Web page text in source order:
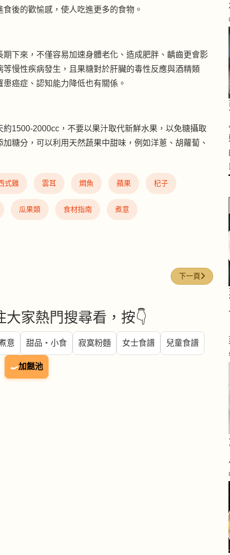
後的歡愉感，使人吃進更多的食物。
下來，不僅容易加速身體老化、造成肥胖、齲齒更會影
慢性疾病發生，且果糖對於肝臟的毒性反應與酒精類
癌症、認知能力降低也有關係。
1500-2000cc，不要以果汁取代新鮮水果，以免糖攝取
糖分，可以利用天然蔬果中甜味，例如洋蔥、胡蘿蔔、
式雞 雲耳 燜魚 蘋果 杞子
瓜果類 食材指南 煮意
下一篇文章: 手
下一頁
大家熱門搜尋看，按👇
意 甜品・小食 寂寞粉麵 女士食譜 兒童食譜
🍳加餸池